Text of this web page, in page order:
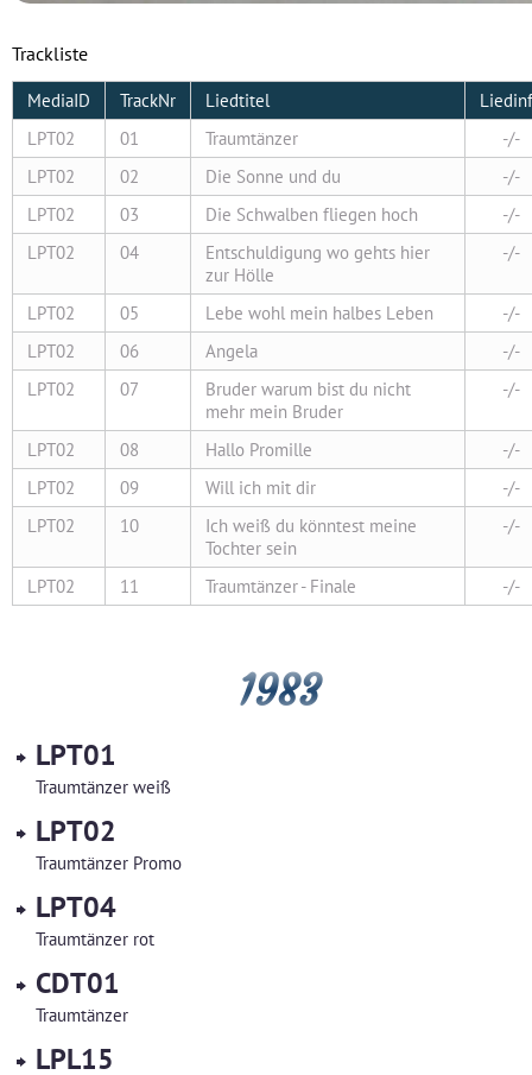
Trackliste
LPT02 01 Traumtänzer
-/-
LPT02
02 Die Sonne und du
-/-
LPT02
03 Die Schwalben fliegen hoch
-/-
LPT02
04
Entschuldigung wo gehts hier
zur Hölle
-/-
LPT02 05 Lebe wohl mein halbes Leben
-/-
LPT02
06 Angela
-/-
LPT02
07
Bruder warum bist du nicht
mehr mein Bruder
-/-
LPT02 08 Hallo Promille
-/-
LPT02
09 Will ich mit dir
-/-
LPT02
10
Ich weiß du könntest meine
Tochter sein
-/-
LPT02 11 Traumtänzer - Finale -/-
MediaID TrackNr Liedtitel
1983
LPT01
Traumtänzer weiß
LPT02
Traumtänzer Promo
LPT04
Traumtänzer rot
CDT01
Traumtänzer
LPL15